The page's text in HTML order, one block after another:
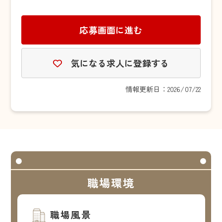
応募画面に進む
気になる求人に登録する
情報更新日：2026/07/22
職場環境
職場風景